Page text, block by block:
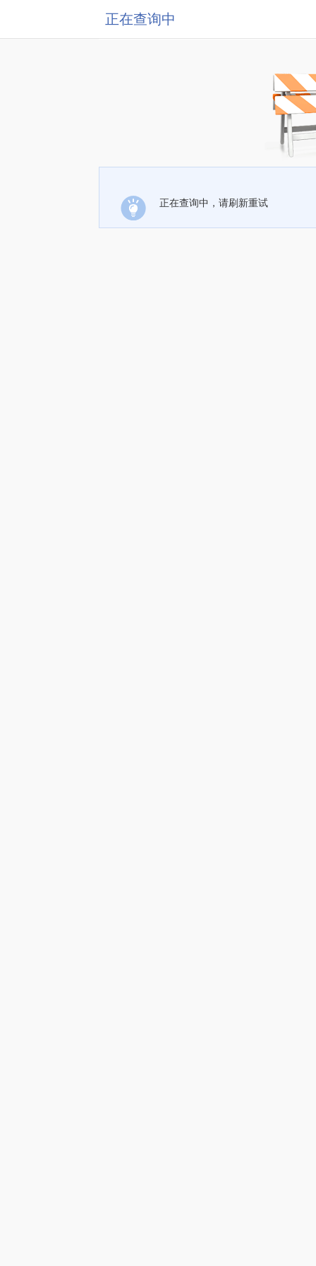
正在查询中
正在查询中，请刷新重试